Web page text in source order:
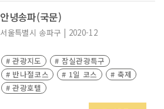
안녕송파(국문)
서울특별시 송파구 | 2020-12
# 관광지도
# 잠실관광특구
# 반나절코스
# 1일 코스
# 축제
# 관광호텔